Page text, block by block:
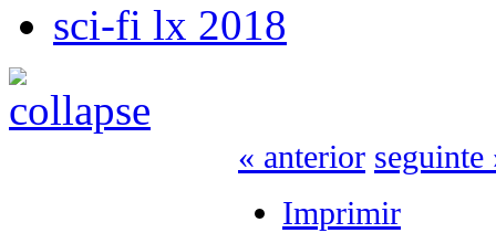
sci-fi lx 2018
« anterior seguinte
Imprimir